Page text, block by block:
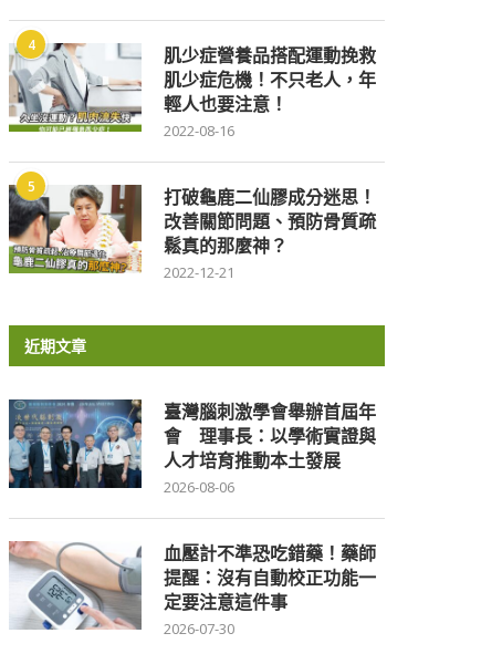
4
肌少症營養品搭配運動挽救
肌少症危機！不只老人，年
輕人也要注意！
2022-08-16
5
打破龜鹿二仙膠成分迷思！
改善關節問題、預防骨質疏
鬆真的那麼神？
2022-12-21
近期文章
臺灣腦刺激學會舉辦首屆年
會 理事長：以學術實證與
人才培育推動本土發展
2026-08-06
血壓計不準恐吃錯藥！藥師
提醒：沒有自動校正功能一
定要注意這件事
2026-07-30